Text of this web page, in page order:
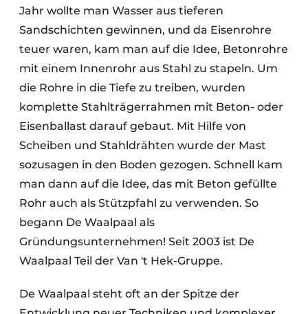
Jahr wollte man Wasser aus tieferen
Sandschichten gewinnen, und da Eisenrohre
teuer waren, kam man auf die Idee, Betonrohre
mit einem Innenrohr aus Stahl zu stapeln. Um
die Rohre in die Tiefe zu treiben, wurden
komplette Stahlträgerrahmen mit Beton- oder
Eisenballast darauf gebaut. Mit Hilfe von
Scheiben und Stahldrähten wurde der Mast
sozusagen in den Boden gezogen. Schnell kam
man dann auf die Idee, das mit Beton gefüllte
Rohr auch als Stützpfahl zu verwenden. So
begann De Waalpaal als
Gründungsunternehmen! Seit 2003 ist De
Waalpaal Teil der Van 't Hek-Gruppe.
De Waalpaal steht oft an der Spitze der